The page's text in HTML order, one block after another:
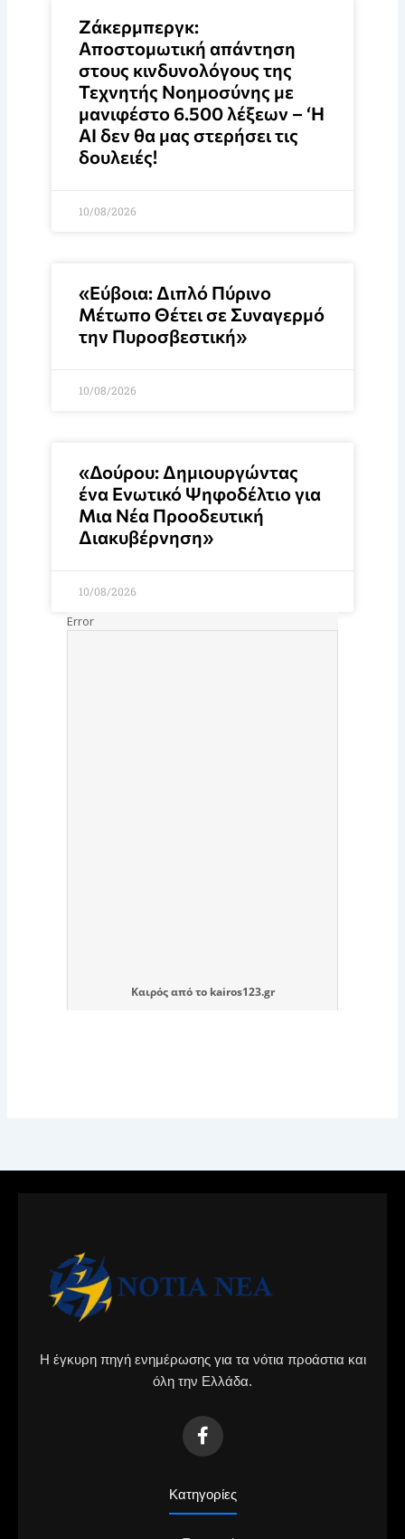
Ζάκερμπεργκ:
Αποστομωτική απάντηση
στους κινδυνολόγους της
Τεχνητής Νοημοσύνης με
μανιφέστο 6.500 λέξεων – ‘Η
ΑΙ δεν θα μας στερήσει τις
δουλειές!
10/08/2026
«Εύβοια: Διπλό Πύρινο
Μέτωπο Θέτει σε Συναγερμό
την Πυροσβεστική»
10/08/2026
«Δούρου: Δημιουργώντας
ένα Ενωτικό Ψηφοδέλτιο για
Μια Νέα Προοδευτική
Διακυβέρνηση»
10/08/2026
Καιρόςαπό το kairos123.gr
Η έγκυρη πηγή ενημέρωσης για τα νότια προάστια και
όλη την Ελλάδα.
Κατηγορίες